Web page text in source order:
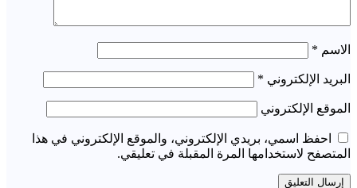
الاسم *
البريد الإلكتروني *
الموقع الإلكتروني
احفظ اسمي، بريدي الإلكتروني، والموقع الإلكتروني في هذا
المتصفح لاستخدامها المرة المقبلة في تعليقي.